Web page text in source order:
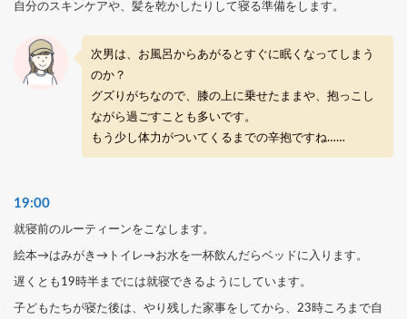
自分のスキンケアや、髪を乾かしたりして寝る準備をします。
次男は、お風呂からあがるとすぐに眠くなってしまう
のか？
グズりがちなので、膝の上に乗せたままや、抱っこし
ながら過ごすことも多いです。
もう少し体力がついてくるまでの辛抱ですね……
19:00
就寝前のルーティーンをこなします。
絵本→はみがき→トイレ→お水を一杯飲んだらベッドに入ります。
遅くとも19時半までには就寝できるようにしています。
子どもたちが寝た後は、やり残した家事をしてから、23時ころまで自